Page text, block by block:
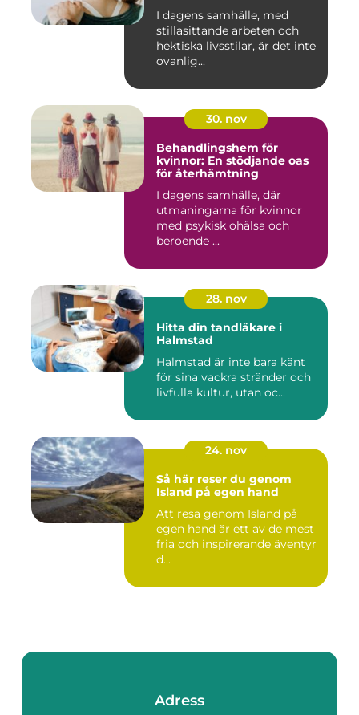
I dagens samhälle, med
stillasittande arbeten och
hektiska livsstilar, är det inte
ovanlig...
30. nov
Behandlingshem för
kvinnor: En stödjande oas
för återhämtning
I dagens samhälle, där
utmaningarna för kvinnor
med psykisk ohälsa och
beroende ...
28. nov
Hitta din tandläkare i
Halmstad
Halmstad är inte bara känt
för sina vackra stränder och
livfulla kultur, utan oc...
24. nov
Så här reser du genom
Island på egen hand
Att resa genom Island på
egen hand är ett av de mest
fria och inspirerande äventyr
d...
Adress